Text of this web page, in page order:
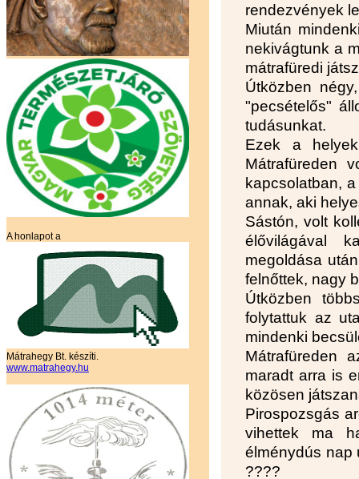
A honlapot a
Mátrahegy Bt. készíti.
www.matrahegy.hu
rendezvények
Miután
nekivágtunk a
mátrafüredi
Útközben
"pecsételős"
tudásunkat.
Ezek a
Mátrafüreden
kapcsolatban,
annak, aki
Sástón, volt
élővilágával
megoldása
felnőttek, nagy
Útközben
folytattuk az
mindenki
Mátrafüreden
maradt arra is
közösen
Pirospozsgás
vihettek ma
élménydús nap
????